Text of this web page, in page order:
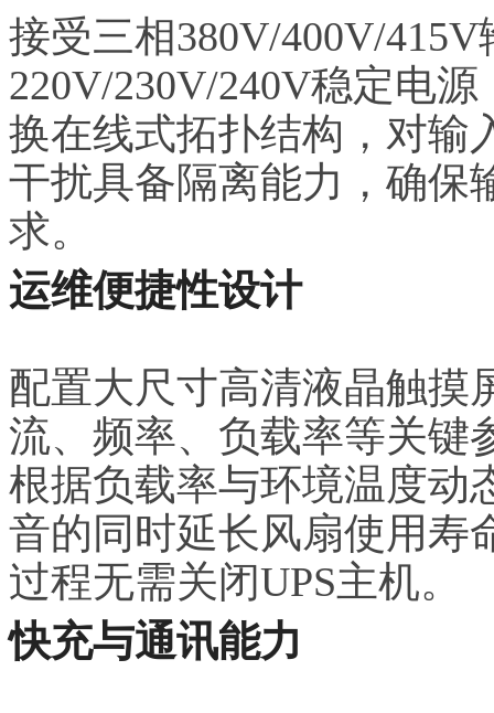
接受三相380V/400V/
220V/230V/240V稳定电
换在线式拓扑结构，对输
干扰具备隔离能力，确保
求。
运维便捷性设计
配置大尺寸高清液晶触摸
流、频率、负载率等关键
根据负载率与环境温度动
音的同时延长风扇使用寿
过程无需关闭UPS主机。
快充与通讯能力